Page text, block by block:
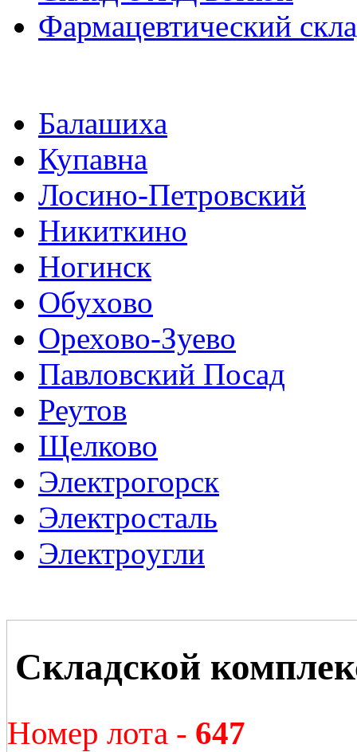
Фармацевтический
Балашиха
Купавна
Лосино-Петровский
Никиткино
Ногинск
Обухово
Орехово-Зуево
Павловский Посад
Реутов
Щелково
Электрогорск
Электросталь
Электроугли
Складской
Номер лота - 647